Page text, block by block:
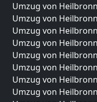
Umzug von
Umzug von
Umzug von
Umzug von
Umzug von
Umzug von
Umzug von
Umzug von